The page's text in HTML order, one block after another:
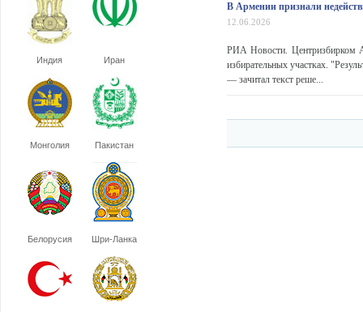
Индия Иран
Монголия Пакистан
Белорусия Шри-Ланка
В Армении признали
12.06.2026
РИА Новости. Центризбирком
избирательных участках.
— зачитал текст реше...